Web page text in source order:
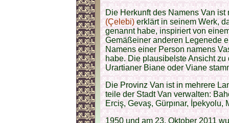
Die Herkunft des Namens Van
(Çelebi)erklärt in seinem Werk,
genannt habe, inspiriert von
Gemäßeiner anderen Legenede
Namens einer Person namens
habe. Die plausibelste Ansicht
Urartianer Biane oder Viane
Die Provinz Van ist in mehrere
teile der Stadt Van verwalten:
Erciş, Gevaş, Gürpınar, İpekyolu,
1950 und am 23. Oktober 2011